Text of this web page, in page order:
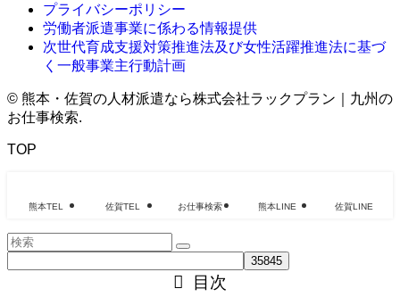
プライバシーポリシー
労働者派遣事業に係わる情報提供
次世代育成支援対策推進法及び女性活躍推進法に基づ
く一般事業主行動計画
© 熊本・佐賀の人材派遣なら株式会社ラックプラン｜九州の
お仕事検索.
TOP
熊本TEL 佐賀TEL お仕事検索 熊本LINE 佐賀LINE
目次